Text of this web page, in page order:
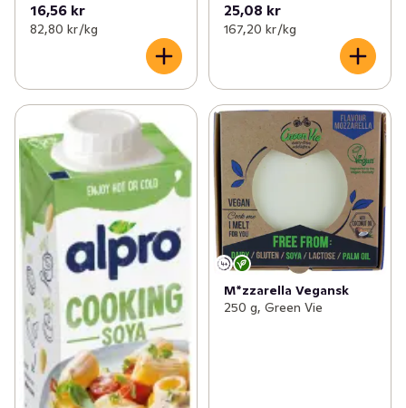
16,56 kr
82,80 kr /kg
25,08 kr
167,20 kr /kg
M*zzarella Vegansk
250 g, Green Vie